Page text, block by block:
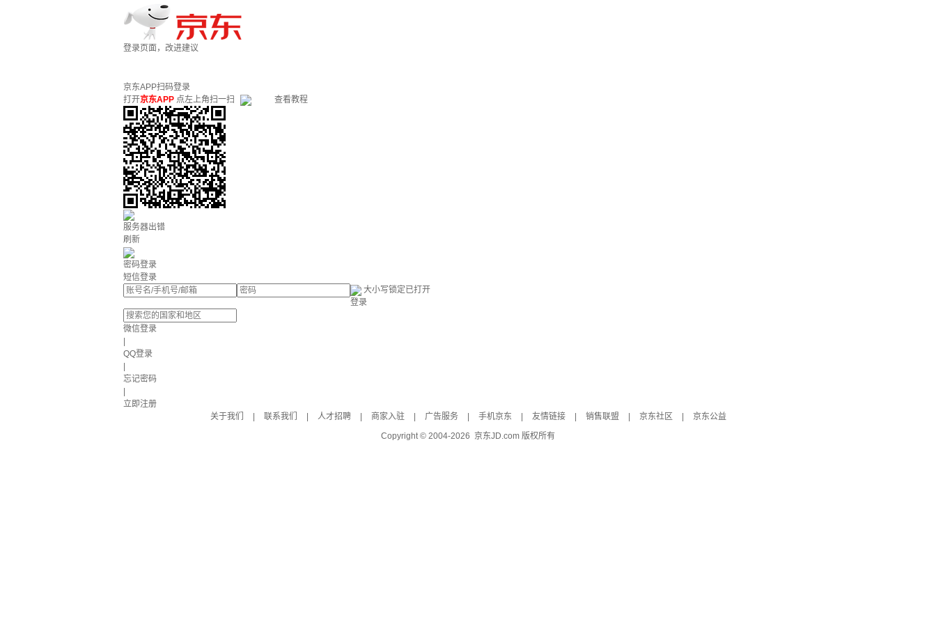
登录页面，改进建议
京东APP扫码登录
打开京东APP 点左上角扫一扫 查看教程
服务器出错
刷新
密码登录
短信登录
大小写锁定已打开
登录
微信登录
QQ登录
忘记密码
立即注册
关于我们
联系我们 人才招聘 商家入驻 广告服务 手机京东 友情链接 销售联盟 京东社区
京东公益
Copyright © 2004-2026 京东JD.com 版权所有